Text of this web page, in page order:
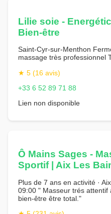
Lilie soie -
Bien-être
Saint-Cyr-sur-Menthon
massage très professionnel
★ 5 (16 avis)
+33 6 52 89 71 88
Lien non disponible
Ô Mains Sages -
Sportif | Aix Les
Plus de 7 ans en activité ·
09:00 " Masseur trés
bien-être être total."